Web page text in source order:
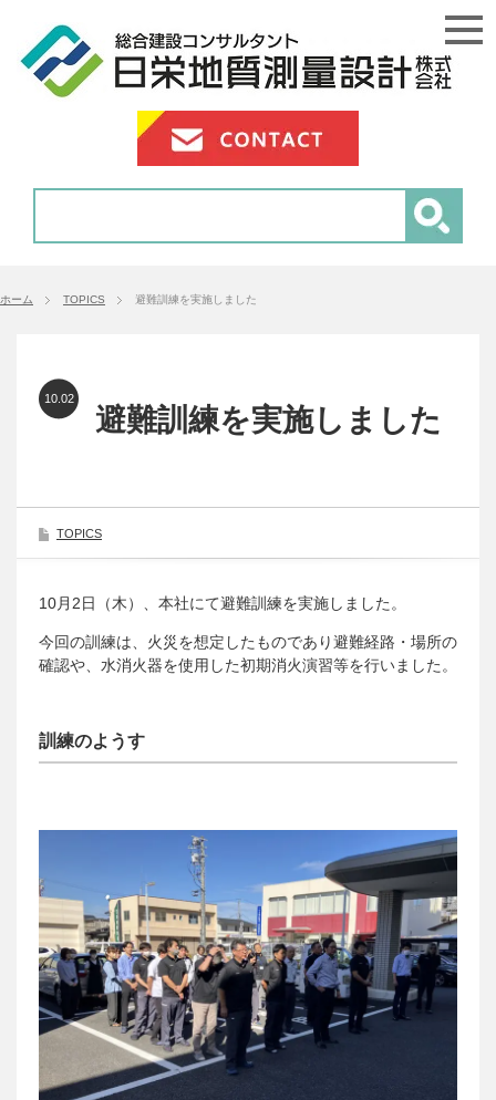
ホーム TOPICS 避難訓練を実施しました
10.02
避難訓練を実施しました
TOPICS
10月2日（木）、本社にて避難訓練を実施しました。
今回の訓練は、火災を想定したものであり避難経路・場所の
確認や、水消火器を使用した初期消火演習等を行いました。
訓練のようす